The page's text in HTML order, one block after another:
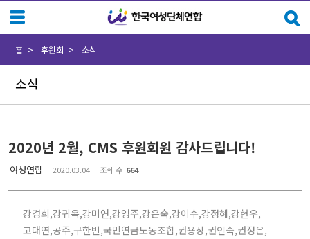
소식
홈 후원회 소식
2020년 2월, CMS 후원회원 감사드립니다!
여성연합 2020.03.04 조회 수 664
강경희,강귀옥,강미연,강영주,강은숙,강이수,강정혜,강현우,
고대연,공주,구한빈,국민연금노동조합,권용상,권인숙,권정은,